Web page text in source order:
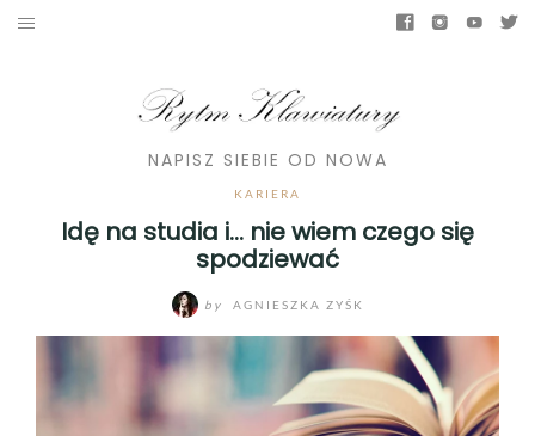
NAPISZ SIEBIE OD NOWA
KARIERA
Idę na studia i… nie wiem czego się
spodziewać
by AGNIESZKA ZYŚK